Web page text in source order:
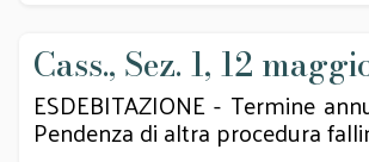
Cass., Sez. 1, 12
ESDEBITAZIONE - Termine
Pendenza di altra procedura